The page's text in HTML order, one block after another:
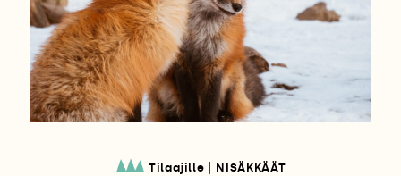
Tilaajille NISÄKKÄÄT